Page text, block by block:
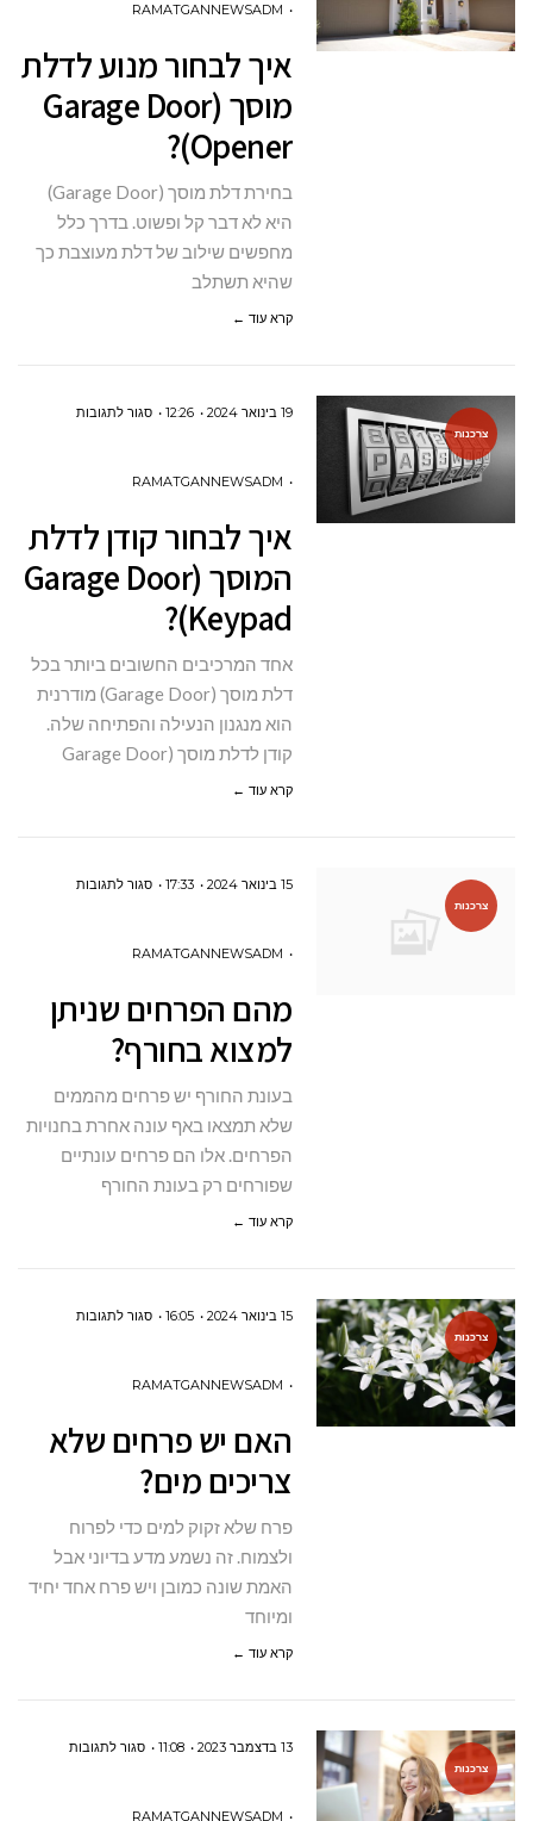
לדלת
מוסך
OPENER)?
RAMATGANNEWSADM
איך לבחור מנוע לדלת
מוסך (Garage Door
Opener)?
בחירת דלת מוסך (Garage Door)
היא לא דבר קל ופשוט. בדרך כלל
מחפשים שילוב של דלת מעוצבת כך
שהיא תשתלב
קרא עוד ←
צרכנות
19 בינואר 2024 12:26 סגור לתגובותעל
לדלת
המוסך
RAMATGANNEWSADM
איך לבחור קודן לדלת
המוסך (Garage Door
Keypad)?
אחד המרכיבים החשובים ביותר בכל
דלת מוסך (Garage Door) מודרנית
הוא מנגנון הנעילה והפתיחה שלה.
קודן לדלת מוסך (Garage Door
קרא עוד ←
צרכנות
15 בינואר 2024 17:33 סגור לתגובותעל
למצוא
RAMATGANNEWSADM
מהם הפרחים שניתן
למצוא בחורף?
בעונת החורף יש פרחים מהממים
שלא תמצאו באף עונה אחרת בחנויות
הפרחים. אלו הם פרחים עונתיים
שפורחים רק בעונת החורף
קרא עוד ←
צרכנות
15 בינואר 2024 16:05 סגור לתגובותעל
שלא
RAMATGANNEWSADM
האם יש פרחים שלא
צריכים מים?
פרח שלא זקוק למים כדי לפרוח
ולצמוח. זה נשמע מדע בדיוני אבל
האמת שונה כמובן ויש פרח אחד יחיד
ומיוחד
קרא עוד ←
צרכנות
13 בדצמבר 2023 11:08 סגור לתגובותעל
RAMATGANNEWSADM